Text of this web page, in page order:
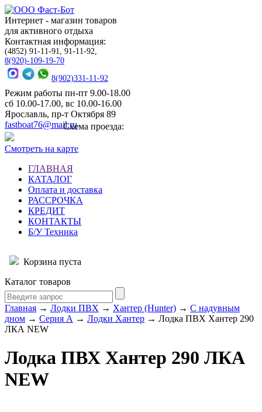
Интернет - магазин товаров
для активного отдыха
Контактная информация:
(4852) 91-11-91, 91-11-92,
8(920)-109-19-70
8(902)331-11-92
Режим работы пн-пт 9.00-18.00
сб 10.00-17.00, вс 10.00-16.00
Ярославль, пр-т Октября 89
fastboat76@mail.ruСхема проезда:
Смотреть на карте
ГЛАВНАЯ
КАТАЛОГ
Оплата и доставка
РАССРОЧКА
КРЕДИТ
КОНТАКТЫ
Б/У Техника
Корзина пуста
Каталог товаров
Главная → Лодки ПВХ → Хантер (Hunter) → С надувным
дном → Серия А → Лодки Хантер → Лодка ПВХ Хантер 290
ЛКА NEW
Лодка ПВХ Хантер 290 ЛКА
NEW